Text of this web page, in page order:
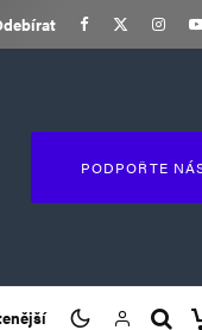
PODPOŘTE